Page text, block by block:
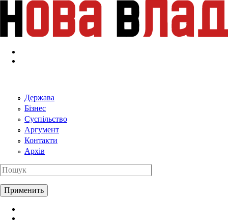
Перейти к основному содержанию
Держава
Бізнес
Суспільство
Аргумент
Контакти
Архів